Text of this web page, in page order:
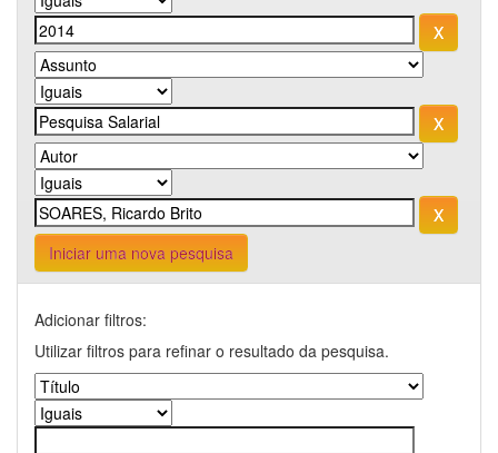
Iniciar uma nova pesquisa
Adicionar filtros:
Utilizar filtros para refinar o resultado da pesquisa.